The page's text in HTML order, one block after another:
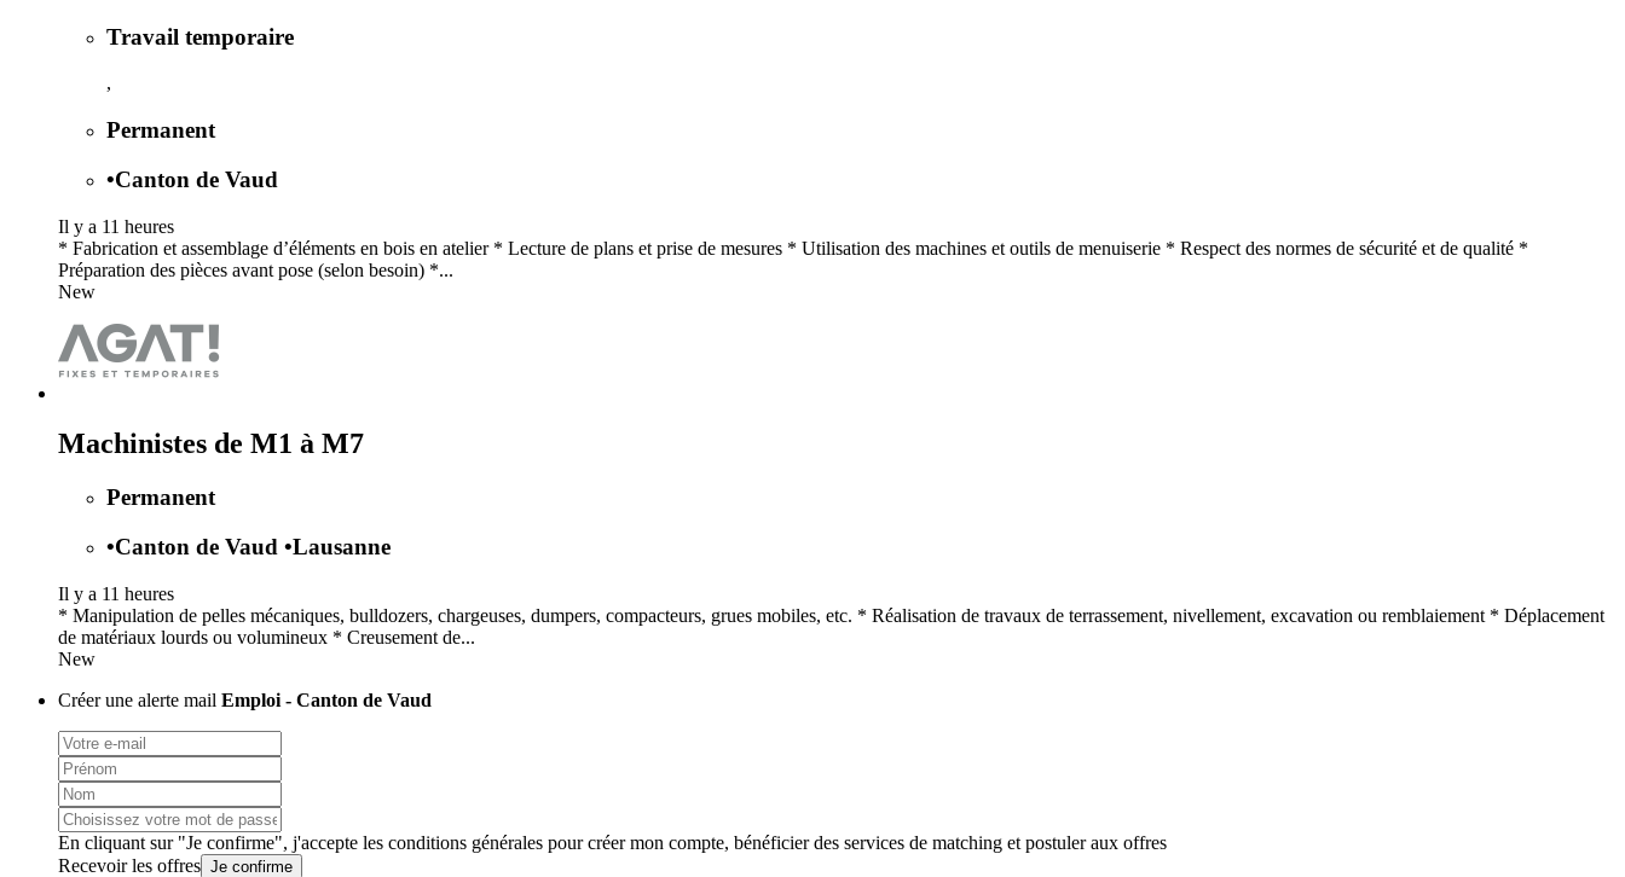
Travail temporaire
,
Permanent
•Canton de Vaud
Il y a 11 heures
* Fabrication et assemblage d’éléments en bois en atelier * Lecture de plans et prise de mesures * Utilisation des machines et outils de menuiserie * Respect des normes de sécurité et de qualité *
Préparation des pièces avant pose (selon besoin) *...
New
Machinistes de M1 à M7
Permanent
•Canton de Vaud •Lausanne
Il y a 11 heures
* Manipulation de pelles mécaniques, bulldozers, chargeuses, dumpers, compacteurs, grues mobiles, etc. * Réalisation de travaux de terrassement, nivellement, excavation ou remblaiement * Déplacement
de matériaux lourds ou volumineux * Creusement de...
New
Créer une alerte mail Emploi - Canton de Vaud
En cliquant sur "Je confirme", j'accepte les conditions générales pour créer mon compte, bénéficier des services de matching et postuler aux offres
Recevoir les offres Je confirme